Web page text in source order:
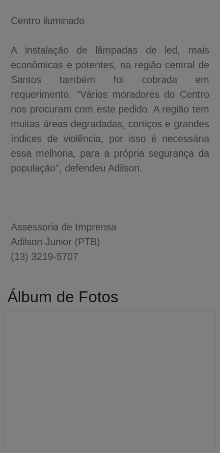
Centro iluminado
A instalação de lâmpadas de led, mais
econômicas e potentes, na região central de
Santos também foi cobrada em
requerimento. "Vários moradores do Centro
nos procuram com este pedido. A região tem
muitas áreas degradadas, cortiços e grandes
índices de violência, por isso é necessária
essa melhoria, para a própria segurança da
população", defendeu Adilson.
Assessoria de Imprensa
Adilson Junior (PTB)
(13) 3219-5707
Álbum de Fotos